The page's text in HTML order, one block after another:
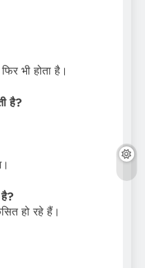
भी होता है।
है?
हो रहे हैं।